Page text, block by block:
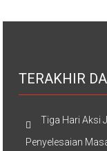
TERAKHIR
Tiga Hari Aksi
Penyelesaian